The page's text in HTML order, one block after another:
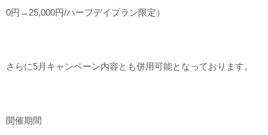
0円→25,000円/ハーフデイプラン限定）
さらに5月キャンペーン内容とも併用可能となっております。
開催期間